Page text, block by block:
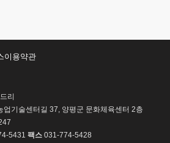
이용약관
리
업기술센터길 37, 양평군 문화체육센터 2층
5431 팩스 031-774-5428